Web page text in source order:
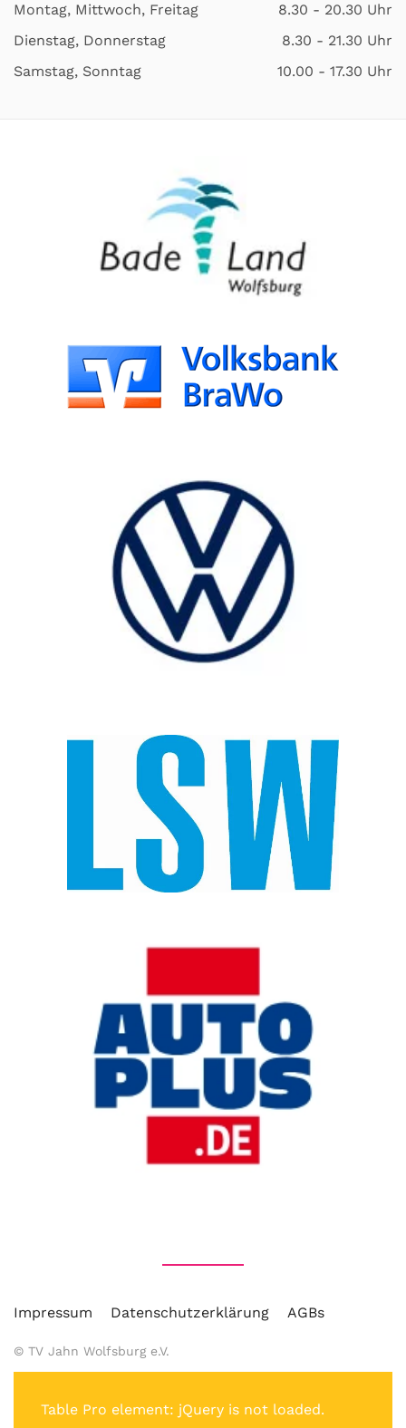
Montag, Mittwoch, Freitag
8.30 - 20.30 Uhr
Dienstag, Donnerstag
8.30 - 21.30 Uhr
Samstag, Sonntag
10.00 - 17.30 Uhr
Impressum Datenschutzerklärung AGBs
© TV Jahn Wolfsburg e.V.